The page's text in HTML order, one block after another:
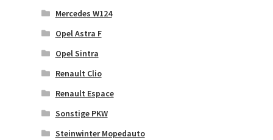
Mercedes W124
Opel Astra F
Opel Sintra
Renault Clio
Renault Espace
Sonstige PKW
Steinwinter Mopedauto